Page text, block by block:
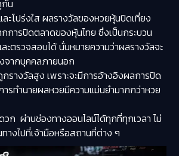
กัน
ะโปร่งใส ผลรางวัลของหวยหุ้นปิดเที่ยง
การปิดตลาดของหุ้นไทย ซึ่งเป็นกระบวน
ะตรวจสอบได้ นั่นหมายความว่าผลรางวัลจะ
จากบุคคลภายนอก
รางวัลสูง เพราะจะมีการอ้างอิงผลการปิด
รทำนายผลหวยมีความแม่นยำมากกว่าหวย
วก ผ่านช่องทางออนไลน์ได้ทุกที่ทุกเวลา ไม่
างไปที่เจ้ามือหรือสถานที่ต่าง ๆ